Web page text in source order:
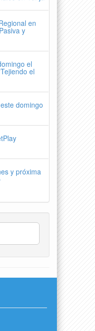
en
y
el
el
domingo
y próxima